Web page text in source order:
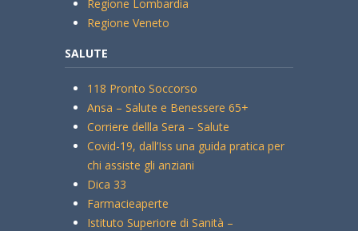
Regione Lombardia
Regione Veneto
SALUTE
118 Pronto Soccorso
Ansa – Salute e Benessere 65+
Corriere dellla Sera – Salute
Covid-19, dall’Iss una guida pratica per
chi assiste gli anziani
Dica 33
Farmacieaperte
Istituto Superiore di Sanità –